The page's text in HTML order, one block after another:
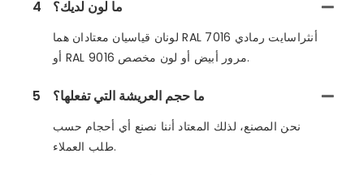
4 ما لون لديك؟
لونان قياسيان معتادان هما RAL 7016 أنثراسايت رمادي
أو RAL 9016 مرور أبيض أو لون مخصص.
5 ما حجم العريشة التي تفعلها؟
نحن المصنع، لذلك المعتاد أننا نصنع أي أحجام حسب
طلب العملاء.